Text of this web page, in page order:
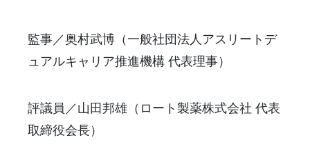
監事／奥村武博（一般社団法人アスリートデ
ュアルキャリア推進機構 代表理事）
評議員／山田邦雄（ロート製薬株式会社 代表
取締役会長）